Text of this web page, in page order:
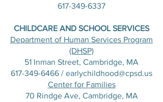
617-349-6337
CHILDCARE AND SCHOOL SERVICES
Department of Human Services Program
(DHSP)
51 Inman Street, Cambridge, MA
617-349-6466 / earlychildhood@cpsd.us
Center for Families
70 Rindge Ave, Cambridge, MA